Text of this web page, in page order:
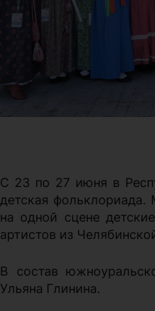
С 23 по 27 июня в
детская фольклориада.
на одной сцене
артистов из
В состав
Ульяна Глинина.